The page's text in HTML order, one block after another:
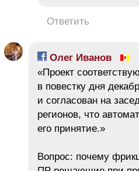
Ответить
Олег Иванов
«Проект
в повестку дня
и согласован на
регионов, что
его принятие.»
Вопрос: почему